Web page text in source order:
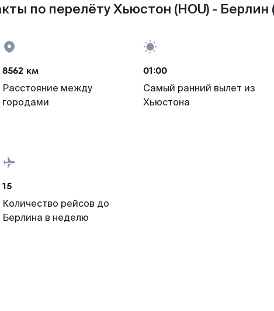
по перелёту Хьюстон (HOU) - Берлин
8562 км
Расстояние между
городами
01:00
Самый ранний вылет из
Хьюстона
15
Количество рейсов до
Берлина в неделю